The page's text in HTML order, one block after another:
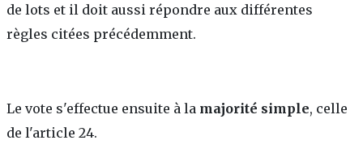
de lots et il doit aussi répondre aux différentes
règles citées précédemment.
Le vote s'effectue ensuite à la majorité simple, celle
de l'article 24.